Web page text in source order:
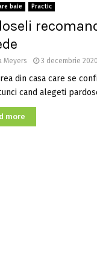
baie Practic
Meyers 3 decembrie 2020
din casa care se
cand alegeti
more